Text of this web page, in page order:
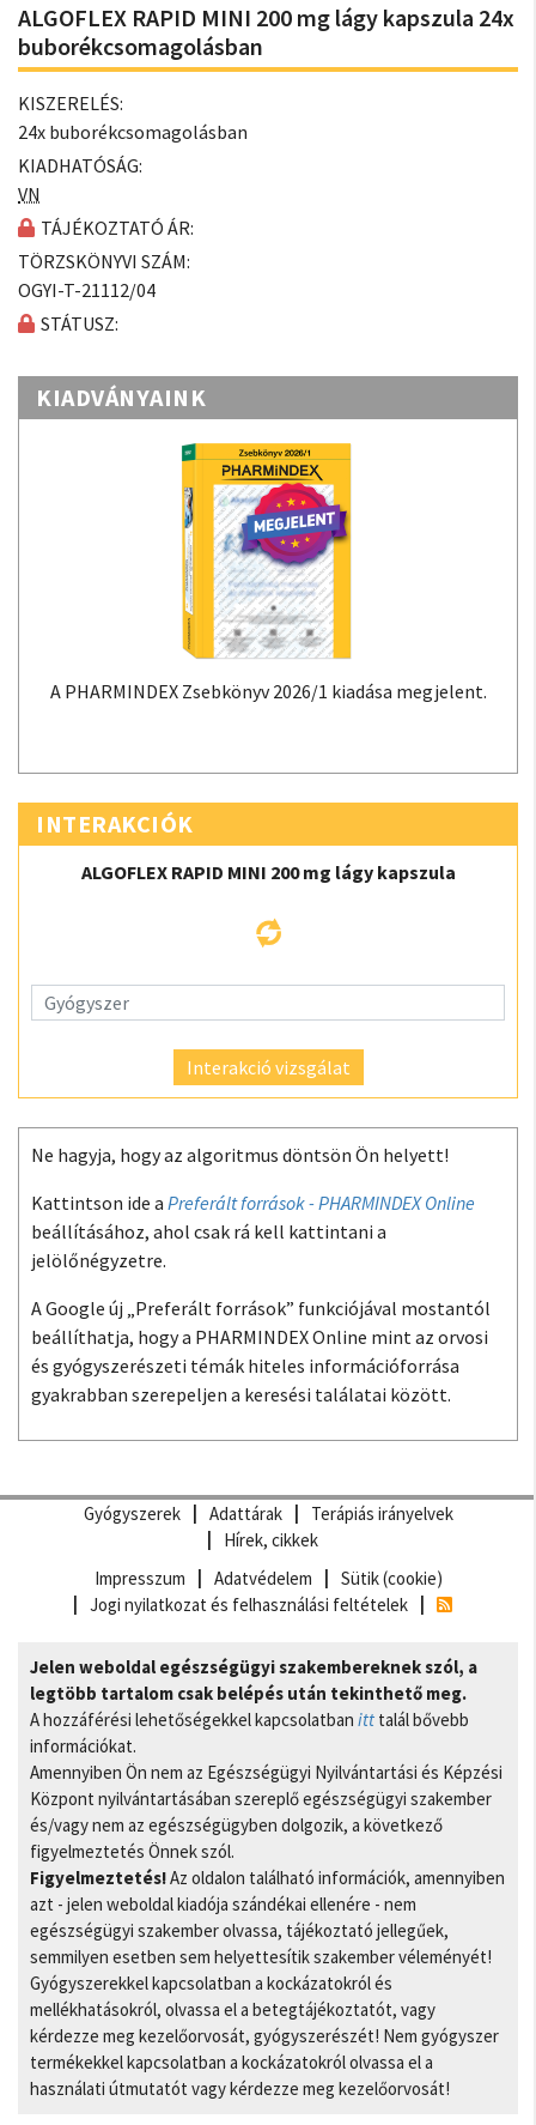
ALGOFLEX RAPID MINI 200 mg lágy kapszula 24x
buborékcsomagolásban
KISZERELÉS:
24x buborékcsomagolásban
KIADHATÓSÁG:
VN
TÁJÉKOZTATÓ ÁR:
TÖRZSKÖNYVI SZÁM:
OGYI-T-21112/04
STÁTUSZ:
KIADVÁNYAINK
A PHARMINDEX Zsebkönyv 2026/1 kiadása megjelent.
INTERAKCIÓK
ALGOFLEX RAPID MINI 200 mg lágy kapszula
Interakció vizsgálat
Ne hagyja, hogy az algoritmus döntsön Ön helyett!
Kattintson ide a Preferált források - PHARMINDEX Online
beállításához, ahol csak rá kell kattintani a
jelölőnégyzetre.
A Google új „Preferált források” funkciójával mostantól
beállíthatja, hogy a PHARMINDEX Online mint az orvosi
és gyógyszerészeti témák hiteles információforrása
gyakrabban szerepeljen a keresési találatai között.
Gyógyszerek Adattárak
Terápiás irányelvek
Hírek, cikkek
Impresszum
Adatvédelem
Sütik (cookie)
Jogi nyilatkozat és felhasználási feltételek
Jelen weboldal egészségügyi szakembereknek szól, a
legtöbb tartalom csak belépés után tekinthető meg.
A hozzáférési lehetőségekkel kapcsolatban itt talál bővebb
információkat.
Amennyiben Ön nem az Egészségügyi Nyilvántartási és Képzési
Központ nyilvántartásában szereplő egészségügyi szakember
és/vagy nem az egészségügyben dolgozik, a következő
figyelmeztetés Önnek szól.
Figyelmeztetés!Az oldalon található információk, amennyiben
azt - jelen weboldal kiadója szándékai ellenére - nem
egészségügyi szakember olvassa, tájékoztató jellegűek,
semmilyen esetben sem helyettesítik szakember véleményét!
Gyógyszerekkel kapcsolatban a kockázatokról és
mellékhatásokról, olvassa el a betegtájékoztatót, vagy
kérdezze meg kezelőorvosát, gyógyszerészét! Nem gyógyszer
termékekkel kapcsolatban a kockázatokról olvassa el a
használati útmutatót vagy kérdezze meg kezelőorvosát!